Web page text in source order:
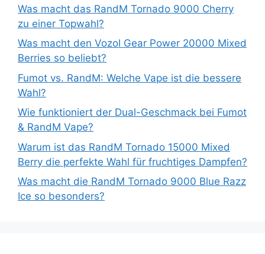
Was macht das RandM Tornado 9000 Cherry
zu einer Topwahl?
Was macht den Vozol Gear Power 20000 Mixed
Berries so beliebt?
Fumot vs. RandM: Welche Vape ist die bessere
Wahl?
Wie funktioniert der Dual-Geschmack bei Fumot
& RandM Vape?
Warum ist das RandM Tornado 15000 Mixed
Berry die perfekte Wahl für fruchtiges Dampfen?
Was macht die RandM Tornado 9000 Blue Razz
Ice so besonders?